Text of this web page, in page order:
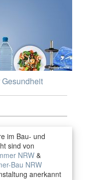
im Bau- und
sind von
NRW&
Bau NRW
anerkannt